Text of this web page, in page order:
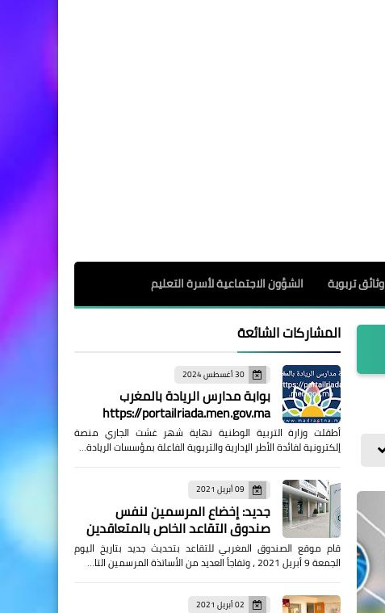
وثائق تربوية الشؤون الاجتماعية لأسرة التعليم
المشاركات الشائعة
30 أغسطس 2024
بوابة مدارس الريادة بالمغرب
https://portailriada.men.gov.ma
أطقلت وزارة التربية الوطنية نهاية شهر غشت الجاري منصة
إلكترونية لفائدة الأطر الإدارية والتربوية الفاعلة بمؤسسات الريادة…
09 أبريل 2021
جديد: إخضاع المرسمين لنفس
صندوق التقاعد الخاص بالمتعاقدين
قام موقع الصندوق المغربي للتقاعد بتحديث جديد بتاريخ اليوم
الجمعة 9 أبريل 2021 ، وتفاجأ العديد من الأساتذة المرسمين التا…
02 أبريل 2021